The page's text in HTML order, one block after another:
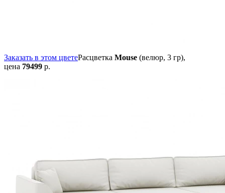
Заказать в этом цветеРасцветка Mouse (велюр, 3 гр),
цена 79499 р.